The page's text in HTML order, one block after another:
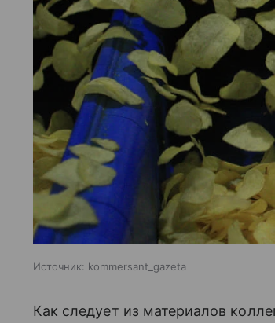
Источник: kommersant_gazeta
Как следует из материалов